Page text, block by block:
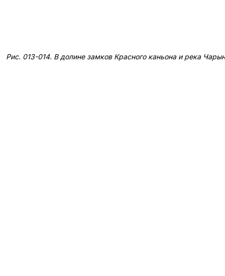
Рис. 013-014. В долине замков Красного каньона и река